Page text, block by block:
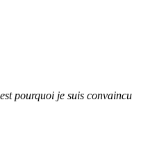
pourquoi je suis convaincu